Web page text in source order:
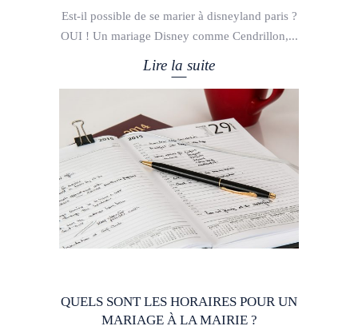
Est-il possible de se marier à disneyland paris ?
OUI ! Un mariage Disney comme Cendrillon,
Lire la suite
QUELS SONT LES HORAIRES POUR UN
MARIAGE À LA MAIRIE ?